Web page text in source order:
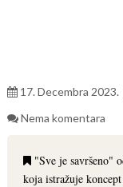
17. Decembra 2023.
Nema komentara
"Sve je savršeno"
koja istražuje